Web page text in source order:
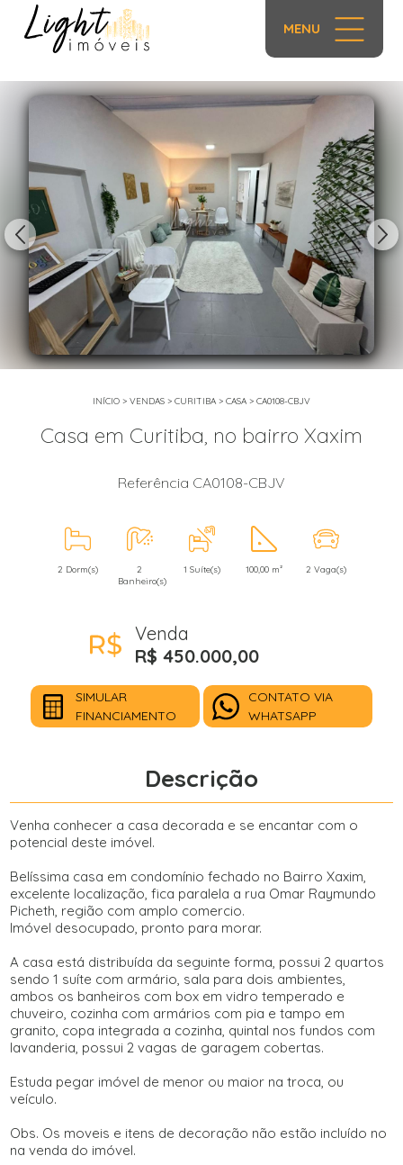
MENU
INÍCIO > VENDAS > CURITIBA > CASA > CA0108-CBJV
Casa em Curitiba, no bairro Xaxim
Referência CA0108-CBJV
2 Dorm(s)
2
Banheiro(s)
1 Suíte(s) 100,00 m² 2 Vaga(s)
Venda
R$ 450.000,00
SIMULAR
FINANCIAMENTO
CONTATO VIA
WHATSAPP
Descrição
Venha conhecer a casa decorada e se encantar com o
potencial deste imóvel.
Belíssima casa em condomínio fechado no Bairro Xaxim,
excelente localização, fica paralela a rua Omar Raymundo
Picheth, região com amplo comercio.
Imóvel desocupado, pronto para morar.
A casa está distribuída da seguinte forma, possui 2 quartos
sendo 1 suíte com armário, sala para dois ambientes,
ambos os banheiros com box em vidro temperado e
chuveiro, cozinha com armários com pia e tampo em
granito, copa integrada a cozinha, quintal nos fundos com
lavanderia, possui 2 vagas de garagem cobertas.
Estuda pegar imóvel de menor ou maior na troca, ou
veículo.
Obs. Os moveis e itens de decoração não estão incluído no
na venda do imóvel.